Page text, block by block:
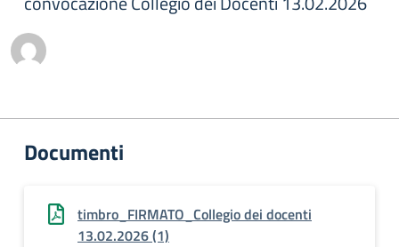
Documenti
timbro_FIRMATO_Collegio dei docenti
13.02.2026 (1)